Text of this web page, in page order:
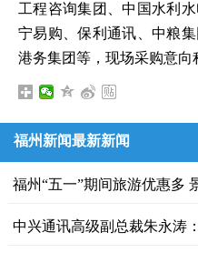
工程咨询集团、中国水利
宁易购、保利通讯、中粮
港务集团等，现场采购意向
福州新闻最新新闻
福州“五一”期间旅游优惠多
中兴通讯高级副总裁朱永涛